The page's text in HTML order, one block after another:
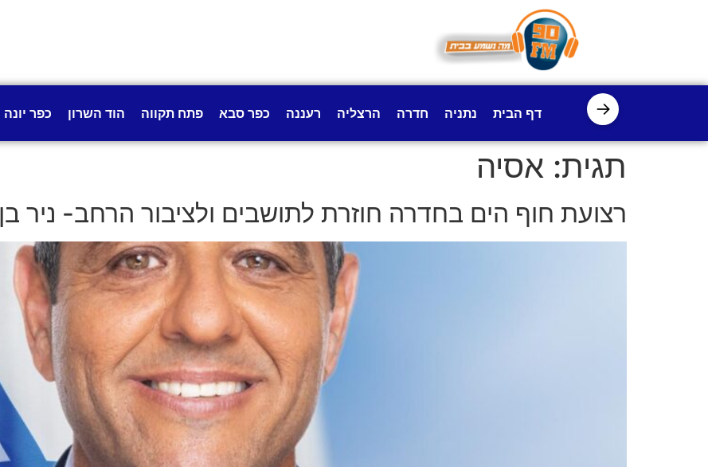
→ דף הבית נתניה חדרה הרצליה רעננה כפר סבא פתח תקווה הוד השרון כפר יונה
תגית: אסיה
רצועת חוף הים בחדרה חוזרת לתושבים ולציבור הרחב- ניר בן